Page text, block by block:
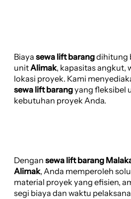
Biaya sewa lift barangdihitung
unit Alimak, kapasitas angkut,
lokasi proyek. Kami
sewa lift barangyang fleksibel
kebutuhan proyek Anda.
Dengan sewa lift barang
Alimak, Anda memperoleh
material proyek yang efisien,
segi biaya dan waktu